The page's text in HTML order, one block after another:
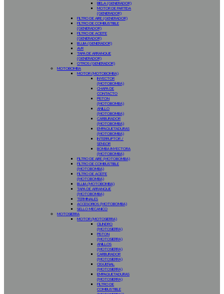
BIELA (GENERADOR)
MOTOR DE PARTIDA
(GENERADOR)
FILTRO DE AIRE (GENERADOR)
FILTRO DE COMBUSTIBLE
(GENERADOR)
FILTRO DE ACEITE
(GENERADOR)
BUJIA (GENERADOR)
AVR
TAPA DE ARRANQUE
(GENERADOR)
OTROS (GENERADOR)
MOTOBOMBA
MOTOR (MOTOBOMBA)
INYECTOR
(MOTOBOMBA)
CHAPA DE
CONTACTO
PISTON
(MOTOBOMBA)
ANILLO
(MOTOBOMBA)
CARBURADOR
(MOTOBOMBA)
EMPAQUETADURAS
(MOTOBOMBA)
INTERRUPTOR /
SENSOR
BOMBA INYECTORA
(MOTOBOMBA)
FILTRO DE AIRE (MOTOBOMBA)
FILTRO DE COMBUSTIBLE
(MOTOBOMBA)
FILTRO DE ACEITE
(MOTOBOMBA)
BUJIA (MOTOBOMBA)
TAPA DE ARRANQUE
(MOTOBOMBA)
TERMINALES
ACCESORIOS (MOTOBOMBA)
SELLO MECANICO
MOTOSIERRA
MOTOR (MOTOSIERRA)
CILINDRO
(MOTOSIERRA)
PISTON
(MOTOSIERRA)
ANILLOS
(MOTOSIERRA)
CARBURADOR
(MOTOSIERRA)
CIGÜEÑAL
(MOTOSIERRA)
EMPAQUETADURAS
(MOTOSIERRA)
FILTRO DE
COMBUSTIBLE